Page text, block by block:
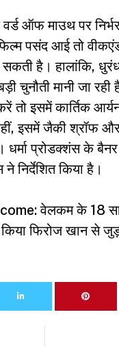
ऑफ माउथ पर निर्भर
पसंद आई तो
है। हालांकि,
चुनौती मानी जा
तो इसमें कार्तिक
इसमें जैकी श्रॉफ और
धर्मा प्रोडक्शंस के
ने निर्देशित किया है।
वेलकम के 18
फिरोज खान से